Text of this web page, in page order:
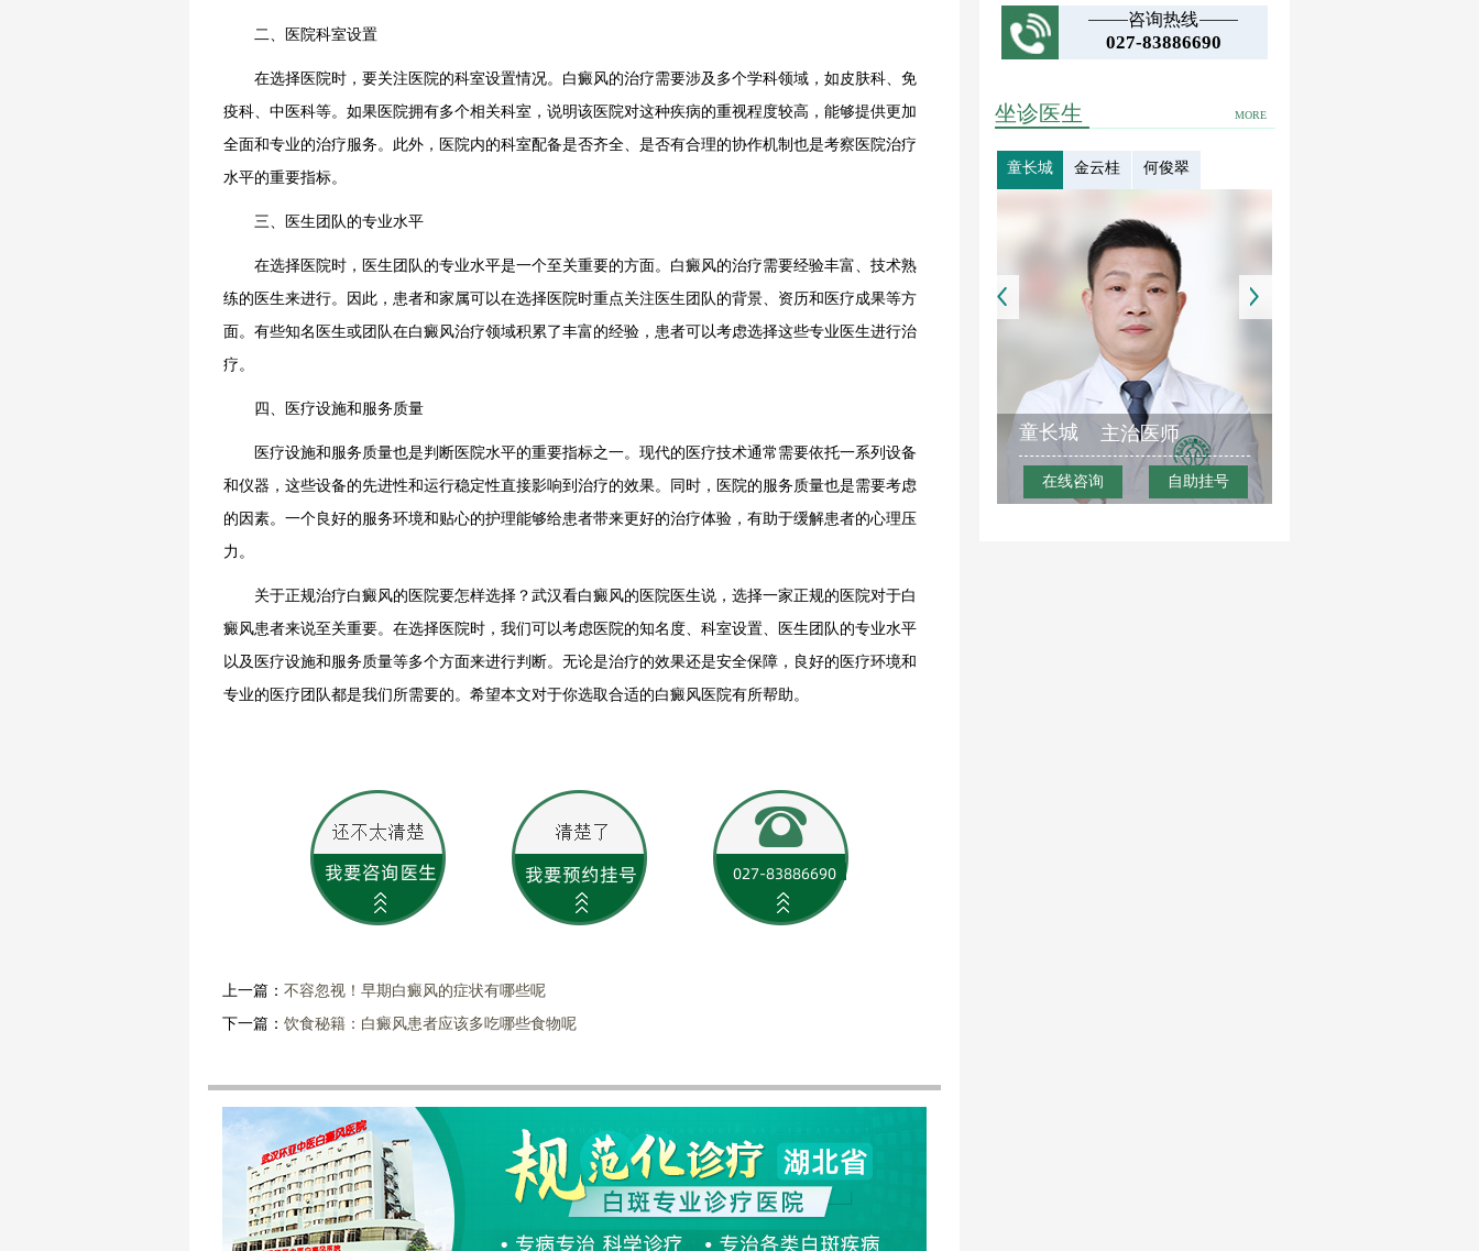
二、医院科室设置
在选择医院时，要关注医院的科室设置情况。白癜风的治疗需要涉及多个学科领域，如皮肤科、免
疫科、中医科等。如果医院拥有多个相关科室，说明该医院对这种疾病的重视程度较高，能够提供更加
全面和专业的治疗服务。此外，医院内的科室配备是否齐全、是否有合理的协作机制也是考察医院治疗
水平的重要指标。
三、医生团队的专业水平
在选择医院时，医生团队的专业水平是一个至关重要的方面。白癜风的治疗需要经验丰富、技术熟
练的医生来进行。因此，患者和家属可以在选择医院时重点关注医生团队的背景、资历和医疗成果等方
面。有些知名医生或团队在白癜风治疗领域积累了丰富的经验，患者可以考虑选择这些专业医生进行治
疗。
四、医疗设施和服务质量
医疗设施和服务质量也是判断医院水平的重要指标之一。现代的医疗技术通常需要依托一系列设备
和仪器，这些设备的先进性和运行稳定性直接影响到治疗的效果。同时，医院的服务质量也是需要考虑
的因素。一个良好的服务环境和贴心的护理能够给患者带来更好的治疗体验，有助于缓解患者的心理压
力。
关于正规治疗白癜风的医院要怎样选择？ 武汉看白癜风的医院医生说，选择一家正规的医院对于白
癜风患者来说至关重要。在选择医院时，我们可以考虑医院的知名度、科室设置、医生团队的专业水平
以及医疗设施和服务质量等多个方面来进行判断。无论是治疗的效果还是安全保障，良好的医疗环境和
专业的医疗团队都是我们所需要的。希望本文对于你选取合适的白癜风医院有所帮助。
上一篇： 不容忽视！早期白癜风的症状有哪些呢
下一篇： 饮食秘籍：白癜风患者应该多吃哪些食物呢
咨询热线
027-83886690
MORE
坐诊医生
童长城 金云桂 何俊翠
童长城 主治医师
在线咨询 自助挂号